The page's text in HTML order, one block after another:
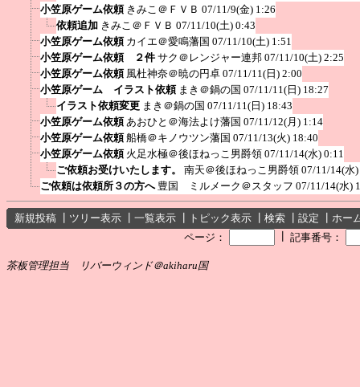
小笠原ゲーム依頼 きみこ＠ＦＶＢ 07/11/9(金) 1:26
依頼追加 きみこ＠ＦＶＢ 07/11/10(土) 0:43
小笠原ゲーム依頼 カイエ＠愛鳴藩国 07/11/10(土) 1:51
小笠原ゲーム依頼 ２件 サク＠レンジャー連邦 07/11/10(土) 2:25
小笠原ゲーム依頼 風杜神奈＠暁の円卓 07/11/11(日) 2:00
小笠原ゲーム イラスト依頼 まき＠鍋の国 07/11/11(日) 18:27
イラスト依頼変更 まき＠鍋の国 07/11/11(日) 18:43
小笠原ゲーム依頼 あおひと＠海法よけ藩国 07/11/12(月) 1:14
小笠原ゲーム依頼 船橋＠キノウツン藩国 07/11/13(火) 18:40
小笠原ゲーム依頼 火足水極＠後ほねっこ男爵領 07/11/14(水) 0:11
ご依頼お受けいたします。
南天＠後ほねっこ男爵領 07/11/14(水
ご依頼は依頼所３の方へ 豊国 ミルメーク＠スタッフ 07/11/14(水)
新規投稿 ツリー表示 一覧表示 トピック表示 検索 設定
ホー
ページ：
記事番号：
茶板管理担当 リバーウィンド＠akiharu国